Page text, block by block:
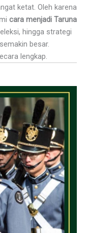
ketat. Oleh karena
cara menjadi Taruna
hingga strategi
besar.
lengkap.